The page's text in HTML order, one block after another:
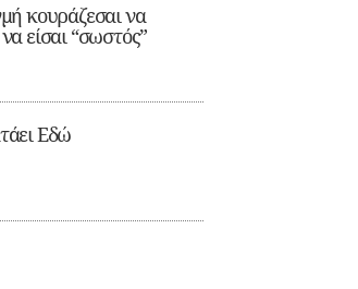
κουράζεσαι να
είσαι “σωστός”
Εδώ